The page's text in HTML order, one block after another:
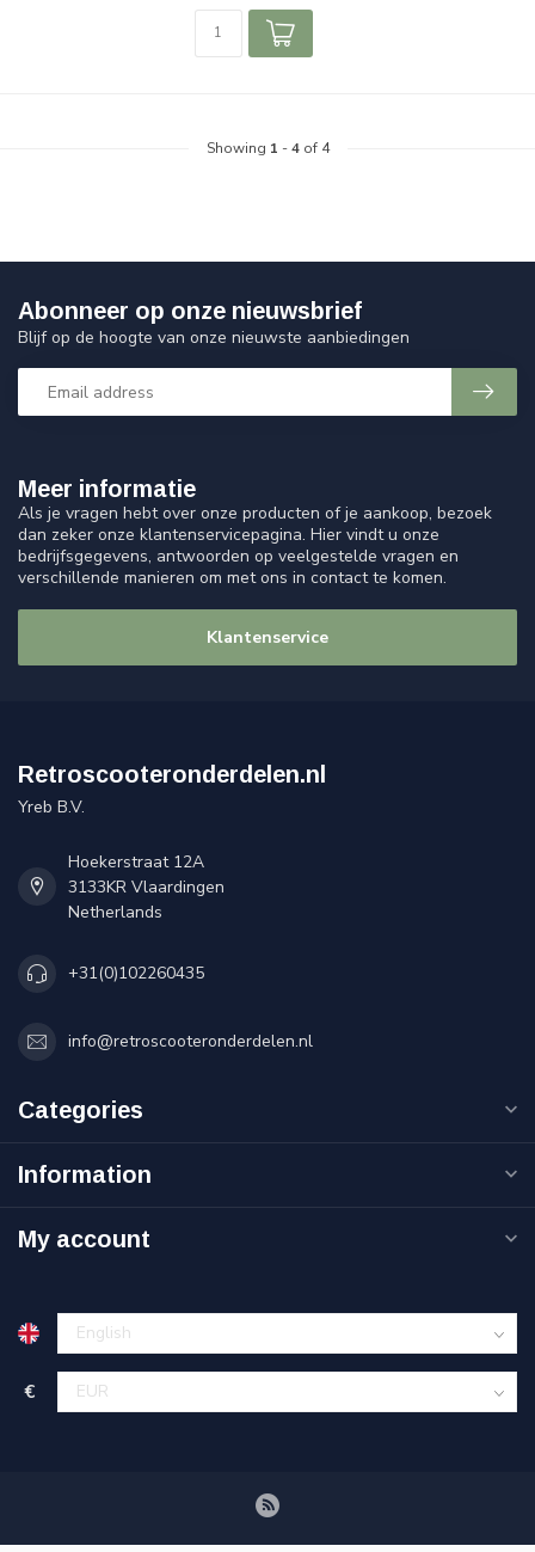
Showing 1 -4of 4
Meer informatie
Als je vragen hebt over onze producten of je aankoop, bezoek
dan zeker onze klantenservicepagina. Hier vindt u onze
bedrijfsgegevens, antwoorden op veelgestelde vragen en
verschillende manieren om met ons in contact te komen.
Klantenservice
Abonneer op onze nieuwsbrief
Blijf op de hoogte van onze nieuwste aanbiedingen
Retroscooteronderdelen.nl
Yreb B.V.
Hoekerstraat 12A
3133KR Vlaardingen
Netherlands
+31(0)102260435
info@retroscooteronderdelen.nl
Categories
Information
My account
€